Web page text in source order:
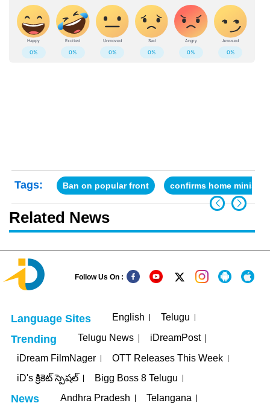
Tags: Ban on popular front confirms home ministry
Related News
Follow Us On :
Language Sites English Telugu
Trending Telugu News
iDreamPost
iDream FilmNager
OTT Releases This Week
iD's క్రికెట్ స్పెషల్
Bigg Boss 8 Telugu
News Andhra Pradesh Telangana